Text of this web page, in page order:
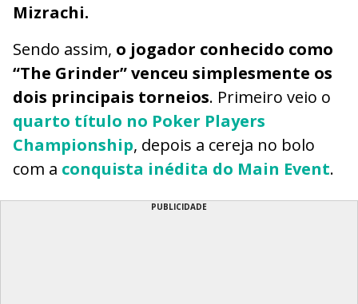
Mizrachi.
Sendo assim, o jogador conhecido como
“The Grinder” venceu simplesmente os
dois principais torneios. Primeiro veio o
quarto título no Poker Players
Championship, depois a cereja no bolo
com a conquista inédita do Main Event.
PUBLICIDADE